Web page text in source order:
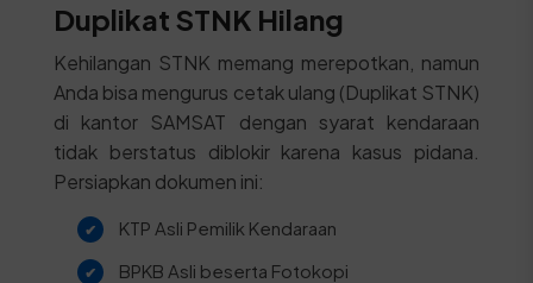
Duplikat STNK Hilang
Kehilangan STNK memang merepotkan, namun
Anda bisa mengurus cetak ulang (Duplikat STNK)
di kantor SAMSAT dengan syarat kendaraan
tidak berstatus diblokir karena kasus pidana.
Persiapkan dokumen ini:
KTP Asli Pemilik Kendaraan
BPKB Asli beserta Fotokopi